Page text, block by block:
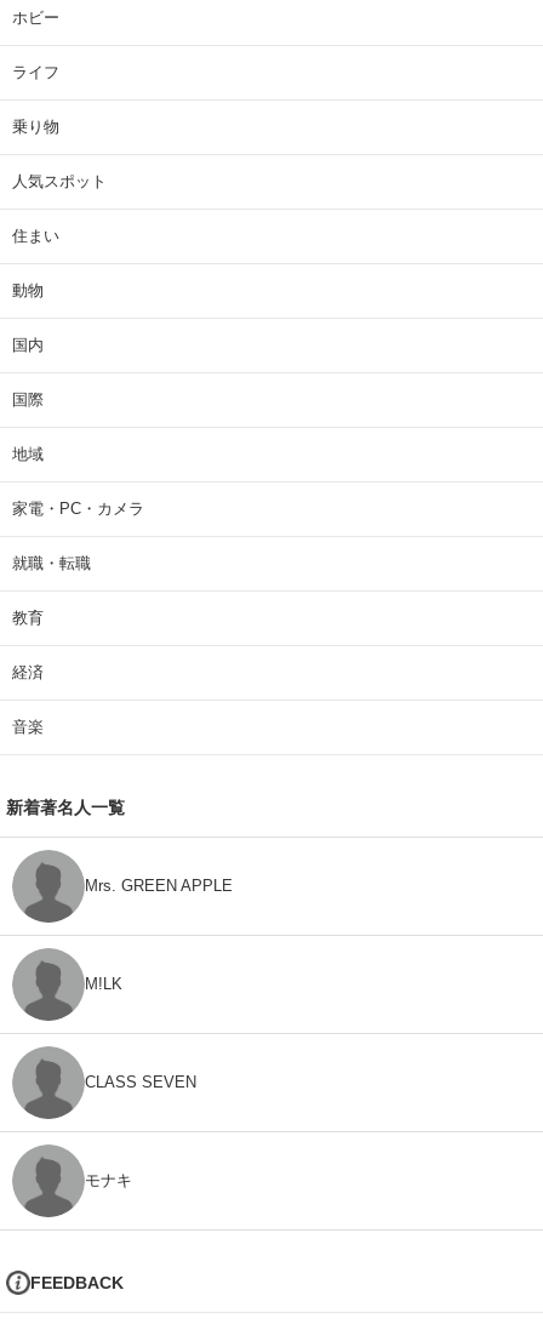
ホビー
ライフ
乗り物
人気スポット
住まい
動物
国内
国際
地域
家電・PC・カメラ
就職・転職
教育
経済
音楽
新着著名人一覧
Mrs. GREEN APPLE
M!LK
CLASS SEVEN
モナキ
FEEDBACK